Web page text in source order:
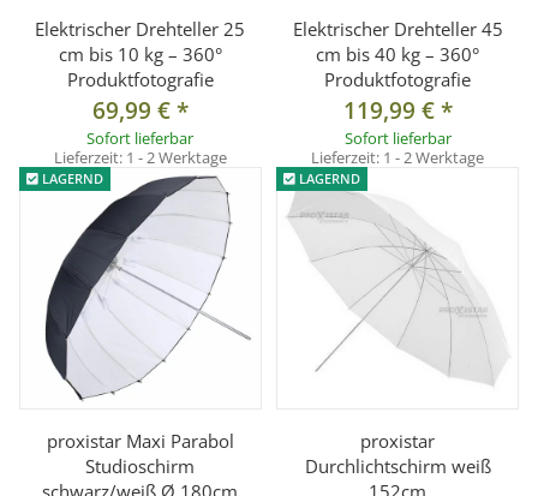
Elektrischer Drehteller 25
cm bis 10 kg – 360°
Produktfotografie
69,99 €*
Sofort lieferbar
Lieferzeit: 1 - 2 Werktage
Elektrischer Drehteller 45
cm bis 40 kg – 360°
Produktfotografie
119,99 €*
Sofort lieferbar
Lieferzeit: 1 - 2 Werktage
LAGERND
proxistar Maxi Parabol
Studioschirm
schwarz/weiß Ø 180cm
LAGERND
proxistar
Durchlichtschirm weiß
152cm